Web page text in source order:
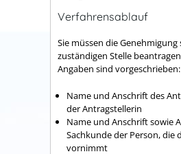
Verfahrensablauf
Sie müssen die
zuständigen Stelle
Angaben sind vorgeschrieben:
Name und Anschrift des
der Antragstellerin
Name und Anschrift sowie
Sachkunde der Person, die
vornimmt